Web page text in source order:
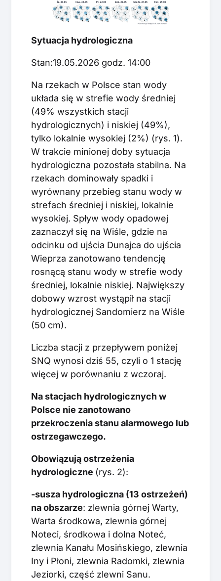
Sytuacja hydrologiczna
Stan:19.05.2026 godz. 14:00
Na rzekach w Polsce stan wody
układa się w strefie wody średniej
(49% wszystkich stacji
hydrologicznych) i niskiej (49%),
tylko lokalnie wysokiej (2%) (rys. 1).
W trakcie minionej doby sytuacja
hydrologiczna pozostała stabilna. Na
rzekach dominowały spadki i
wyrównany przebieg stanu wody w
strefach średniej i niskiej, lokalnie
wysokiej. Spływ wody opadowej
zaznaczył się na Wiśle, gdzie na
odcinku od ujścia Dunajca do ujścia
Wieprza zanotowano tendencję
rosnącą stanu wody w strefie wody
średniej, lokalnie niskiej. Największy
dobowy wzrost wystąpił na stacji
hydrologicznej Sandomierz na Wiśle
(50 cm).
Liczba stacji z przepływem poniżej
SNQ wynosi dziś 55, czyli o 1 stację
więcej w porównaniu z wczoraj.
Na stacjach hydrologicznych w
Polsce nie zanotowano
przekroczenia stanu alarmowego lub
ostrzegawczego.
Obowiązują ostrzeżenia
hydrologiczne (rys. 2):
-susza hydrologiczna (13 ostrzeżeń)
na obszarze: zlewnia górnej Warty,
Warta środkowa, zlewnia górnej
Noteci, środkowa i dolna Noteć,
zlewnia Kanału Mosińskiego, zlewnia
Iny i Płoni, zlewnia Radomki, zlewnia
Jeziorki, część zlewni Sanu.